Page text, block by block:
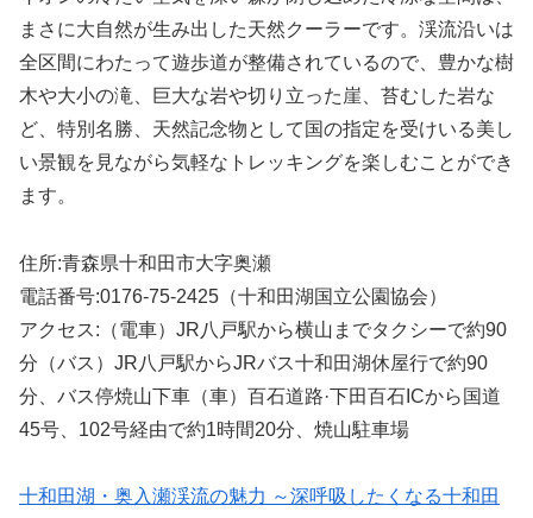
まさに大自然が生み出した天然クーラーです。渓流沿いは
全区間にわたって遊歩道が整備されているので、豊かな樹
木や大小の滝、巨大な岩や切り立った崖、苔むした岩な
ど、特別名勝、天然記念物として国の指定を受けいる美し
い景観を見ながら気軽なトレッキングを楽しむことができ
ます。
住所:青森県十和田市大字奥瀬
電話番号:0176-75-2425（十和田湖国立公園協会）
アクセス:（電車）JR八戸駅から横山までタクシーで約90
分（バス）JR八戸駅からJRバス十和田湖休屋行で約90
分、バス停焼山下車（車）百石道路·下田百石ICから国道
45号、102号経由で約1時間20分、焼山駐車場
十和田湖・奥入瀬渓流の魅力 ～深呼吸したくなる十和田